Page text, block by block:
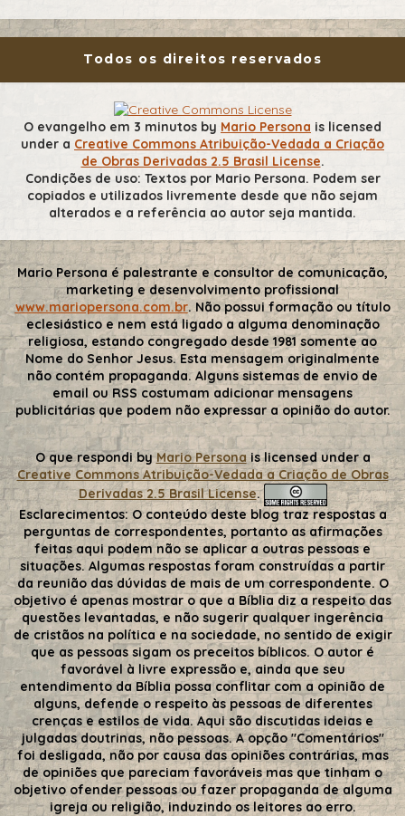
Todos os direitos reservados
O evangelho em 3 minutos by Mario Persona is licensed
under a Creative Commons Atribuição-Vedada a Criação
de Obras Derivadas 2.5 Brasil License.
Condições de uso: Textos por Mario Persona. Podem ser
copiados e utilizados livremente desde que não sejam
alterados e a referência ao autor seja mantida.
Mario Persona é palestrante e consultor de comunicação,
marketing e desenvolvimento profissional
www.mariopersona.com.br. Não possui formação ou título
eclesiástico e nem está ligado a alguma denominação
religiosa, estando congregado desde 1981 somente ao
Nome do Senhor Jesus. Esta mensagem originalmente
não contém propaganda. Alguns sistemas de envio de
email ou RSS costumam adicionar mensagens
publicitárias que podem não expressar a opinião do autor.
O que respondibyMario Personais licensed under a
Creative Commons Atribuição-Vedada a Criação de Obras
Derivadas 2.5 Brasil License.
Esclarecimentos: O conteúdo deste blog traz respostas a
perguntas de correspondentes, portanto as afirmações
feitas aqui podem não se aplicar a outras pessoas e
situações. Algumas respostas foram construídas a partir
da reunião das dúvidas de mais de um correspondente. O
objetivo é apenas mostrar o que a Bíblia diz a respeito das
questões levantadas, e não sugerir qualquer ingerência
de cristãos na política e na sociedade, no sentido de exigir
que as pessoas sigam os preceitos bíblicos. O autor é
favorável à livre expressão e, ainda que seu
entendimento da Bíblia possa conflitar com a opinião de
alguns, defende o respeito às pessoas de diferentes
crenças e estilos de vida. Aqui são discutidas ideias e
julgadas doutrinas, não pessoas. A opção "Comentários"
foi desligada, não por causa das opiniões contrárias, mas
de opiniões que pareciam favoráveis mas que tinham o
objetivo ofender pessoas ou fazer propaganda de alguma
igreja ou religião, induzindo os leitores ao erro.